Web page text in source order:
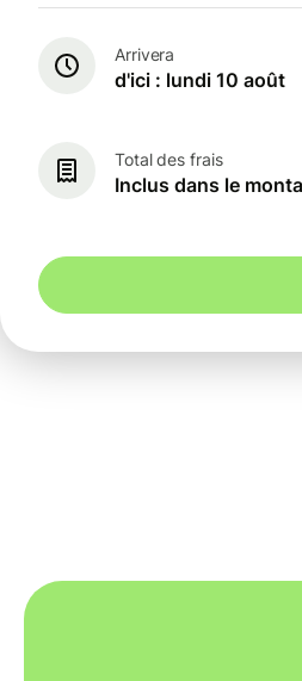
Arrivera
d'ici : lundi 10 août
Total des frais
Inclus dans le